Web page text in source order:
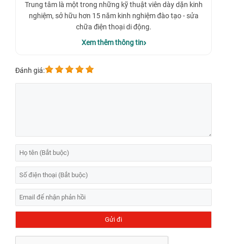
Trung tâm là một trong những kỹ thuật viên dày dặn kinh
nghiệm, sở hữu hơn 15 năm kinh nghiệm đào tạo - sửa
chữa điện thoại di động.
Xem thêm thông tin
Đánh giá: